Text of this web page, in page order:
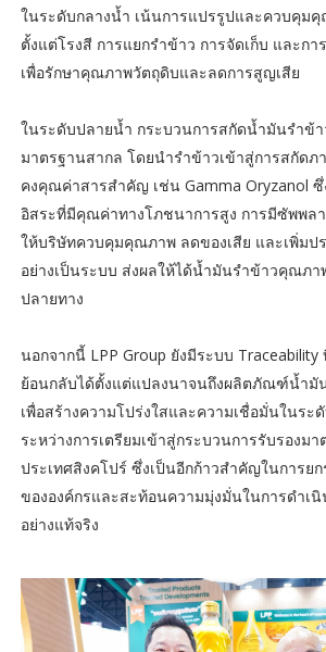
ในระดับกลางน้ำ เน้นการแปรรูปและควบคุมคุ
ตั้งแต่โรงสี การแยกรำข้าว การจัดเก็บ และก
เพื่อรักษาคุณภาพวัตถุดิบและลดการสูญเสีย
ในระดับปลายน้ำ กระบวนการสกัดน้ำมันรำข้
มาตรฐานสากล โดยนำรำข้าวเข้าสู่การสกัดภ
คงคุณค่าสารสำคัญ เช่น Gamma Oryzanol
อิสระที่มีคุณค่าทางโภชนาการสูง การมีซัพพล
ให้บริษัทควบคุมคุณภาพ ลดของเสีย และเพิ่มป
อย่างเป็นระบบ ส่งผลให้ได้น้ำมันรำข้าวคุณภา
ปลายทาง
นอกจากนี้ LPP Group ยังมีระบบ
ย้อนกลับได้ตั้งแต่แปลงนาจนถึงผลิตภัณฑ์น้ำมั
เพื่อสร้างความโปร่งใสและความเชื่อมั่นในระ
ระหว่างการเตรียมเข้าสู่กระบวนการรับรองมา
ประเทศสิงคโปร์ ซึ่งเป็นอีกก้าวสำคัญในการย
ขององค์กรและสะท้อนความมุ่งมั่นในการดำเนิ
อย่างแท้จริง